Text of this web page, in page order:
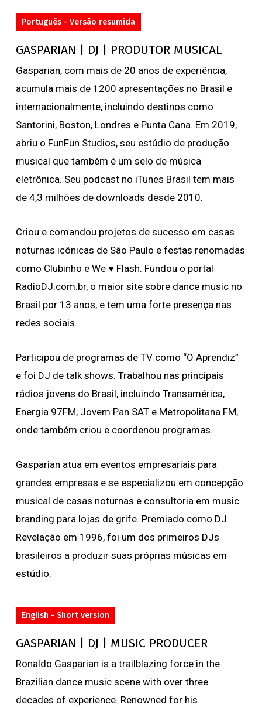
Português - Versão resumida
GASPARIAN | DJ | PRODUTOR MUSICAL
Gasparian, com mais de 20 anos de experiência,
acumula mais de 1200 apresentações no Brasil e
internacionalmente, incluindo destinos como
Santorini, Boston, Londres e Punta Cana. Em 2019,
abriu o FunFun Studios, seu estúdio de produção
musical que também é um selo de música
eletrônica. Seu podcast no iTunes Brasil tem mais
de 4,3 milhões de downloads desde 2010.
Criou e comandou projetos de sucesso em casas
noturnas icônicas de São Paulo e festas renomadas
como Clubinho e We ♥️ Flash. Fundou o portal
RadioDJ.com.br, o maior site sobre dance music no
Brasil por 13 anos, e tem uma forte presença nas
redes sociais.
Participou de programas de TV como “O Aprendiz”
e foi DJ de talk shows. Trabalhou nas principais
rádios jovens do Brasil, incluindo Transamérica,
Energia 97FM, Jovem Pan SAT e Metropolitana FM,
onde também criou e coordenou programas.
Gasparian atua em eventos empresariais para
grandes empresas e se especializou em concepção
musical de casas noturnas e consultoria em music
branding para lojas de grife. Premiado como DJ
Revelação em 1996, foi um dos primeiros DJs
brasileiros a produzir suas próprias músicas em
estúdio.
English - Short version
GASPARIAN | DJ | MUSIC PRODUCER
Ronaldo Gasparian is a trailblazing force in the
Brazilian dance music scene with over three
decades of experience. Renowned for his